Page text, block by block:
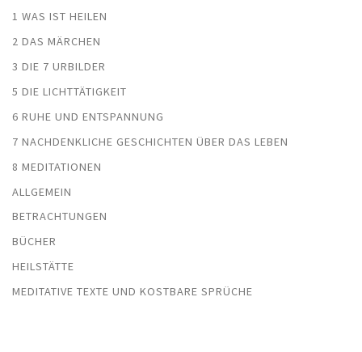
1 WAS IST HEILEN
2 DAS MÄRCHEN
3 DIE 7 URBILDER
5 DIE LICHTTÄTIGKEIT
6 RUHE UND ENTSPANNUNG
7 NACHDENKLICHE GESCHICHTEN ÜBER DAS LEBEN
8 MEDITATIONEN
ALLGEMEIN
BETRACHTUNGEN
BÜCHER
HEILSTÄTTE
MEDITATIVE TEXTE UND KOSTBARE SPRÜCHE